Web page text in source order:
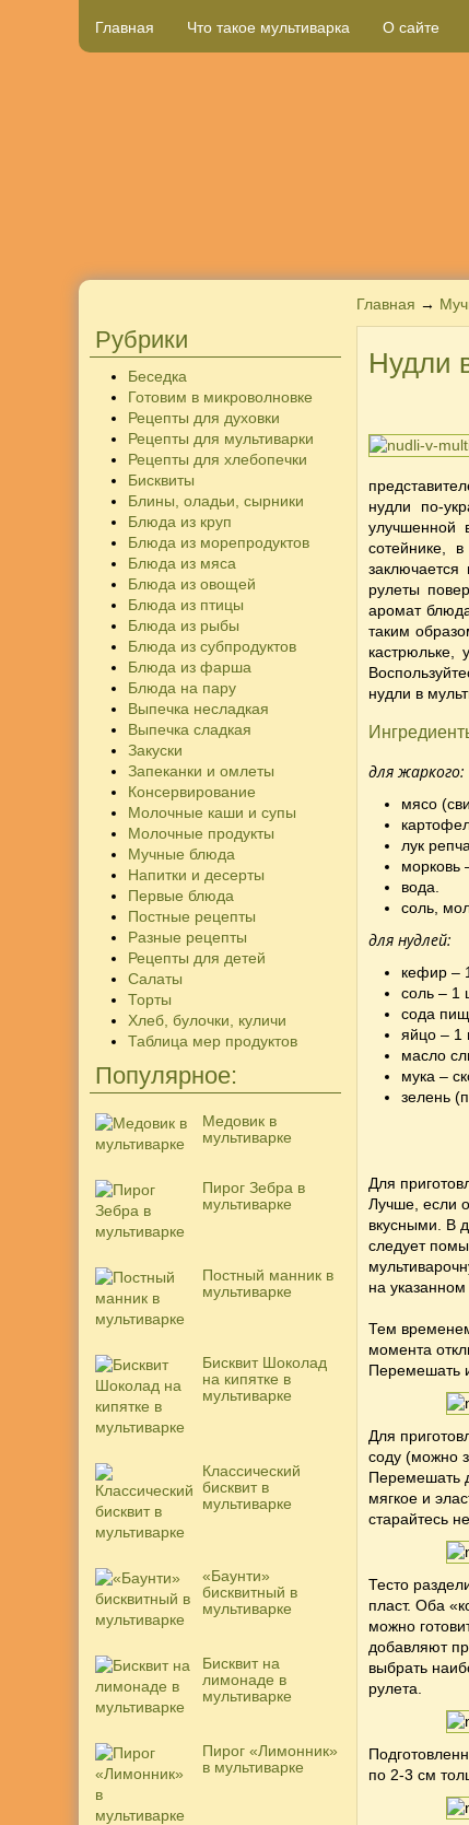
Главная Что такое мультиварка О сайте
Рубрики
Беседка
Готовим в микроволновке
Рецепты для духовки
Рецепты для мультиварки
Рецепты для хлебопечки
Бисквиты
Блины, оладьи, сырники
Блюда из круп
Блюда из морепродуктов
Блюда из мяса
Блюда из овощей
Блюда из птицы
Блюда из рыбы
Блюда из субпродуктов
Блюда из фарша
Блюда на пару
Выпечка несладкая
Выпечка сладкая
Закуски
Запеканки и омлеты
Консервирование
Молочные каши и супы
Молочные продукты
Мучные блюда
Напитки и десерты
Первые блюда
Постные рецепты
Разные рецепты
Рецепты для детей
Салаты
Торты
Хлеб, булочки, куличи
Таблица мер продуктов
Популярное:
Медовик в
мультиварке
Пирог Зебра в
мультиварке
Постный манник в
мультиварке
Бисквит Шоколад
на кипятке в
мультиварке
Классический
бисквит в
мультиварке
«Баунти»
бисквитный в
мультиварке
Бисквит на
лимонаде в
мультиварке
Пирог «Лимонник»
в мультиварке
Главная →
Нудли
нудли по-
улучшенной
сотейнике,
рулеты
аромат
таким
кастрюльке,
нудли в
для жаркого:
мясо
лук
морковь
вода.
соль,
для нудлей:
кефир –
соль – 1
сода
яйцо – 1
масло
мука –
зелень
Для
Лучше, если
вкусными. В
следует
на
Тем
момента
Перемешать
Для
соду (можно
Перемешать
мягкое и
старайтесь
Тесто
пласт. Оба
можно
добавляют
выбрать
рулета.
по 2-3 см